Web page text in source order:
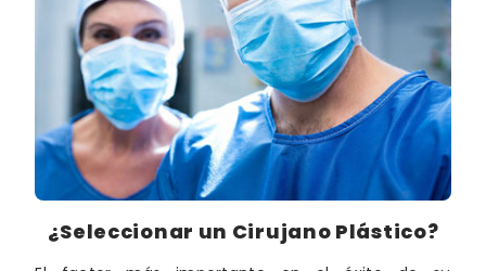
¿Seleccionar un Cirujano Plástico?